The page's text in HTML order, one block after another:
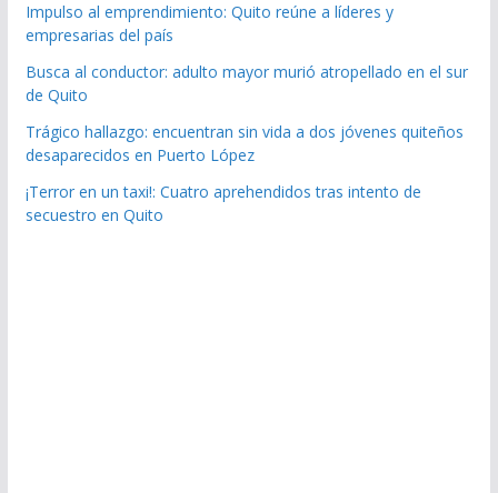
Impulso al emprendimiento: Quito reúne a líderes y
empresarias del país
Busca al conductor: adulto mayor murió atropellado en el sur
de Quito
Trágico hallazgo: encuentran sin vida a dos jóvenes quiteños
desaparecidos en Puerto López
¡Terror en un taxi!: Cuatro aprehendidos tras intento de
secuestro en Quito